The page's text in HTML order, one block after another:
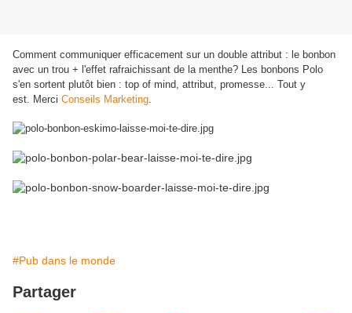
Comment communiquer efficacement sur un double attribut : le bonbon
avec un trou + l'effet rafraichissant de la menthe? Les bonbons Polo
s'en sortent plutôt bien : top of mind, attribut, promesse... Tout y
est. Merci Conseils Marketing.
#Pub dans le monde
Partager